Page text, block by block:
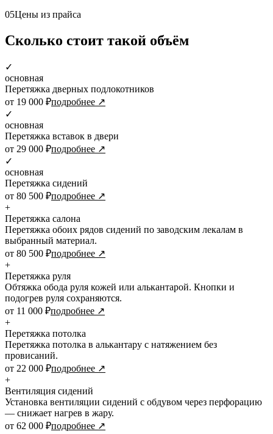
05Цены из прайса
Сколько стоит такой объём
✓
основная
Перетяжка дверных подлокотников
от 19 000 ₽подробнее ↗
✓
основная
Перетяжка вставок в двери
от 29 000 ₽подробнее ↗
✓
основная
Перетяжка сидений
от 80 500 ₽подробнее ↗
+
Перетяжка салона
Перетяжка обоих рядов сидений по заводским лекалам в
выбранный материал.
от 80 500 ₽подробнее ↗
+
Перетяжка руля
Обтяжка обода руля кожей или алькантарой. Кнопки и
подогрев руля сохраняются.
от 11 000 ₽подробнее ↗
+
Перетяжка потолка
Перетяжка потолка в алькантару с натяжением без
провисаний.
от 22 000 ₽подробнее ↗
+
Вентиляция сидений
Установка вентиляции сидений с обдувом через перфорацию
— снижает нагрев в жару.
от 62 000 ₽подробнее ↗